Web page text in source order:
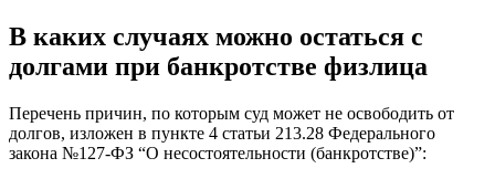
В каких случаях можно остаться с
долгами при банкротстве физлица
Перечень причин, по которым суд может не освободить от
долгов, изложен в пункте 4 статьи 213.28 Федерального
закона №127-ФЗ “О несостоятельности (банкротстве)”: